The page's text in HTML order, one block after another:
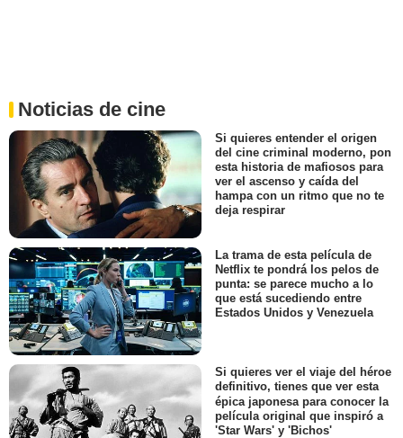
Noticias de cine
Si quieres entender el origen
del cine criminal moderno, pon
esta historia de mafiosos para
ver el ascenso y caída del
hampa con un ritmo que no te
deja respirar
La trama de esta película de
Netflix te pondrá los pelos de
punta: se parece mucho a lo
que está sucediendo entre
Estados Unidos y Venezuela
Si quieres ver el viaje del héroe
definitivo, tienes que ver esta
épica japonesa para conocer la
película original que inspiró a
'Star Wars' y 'Bichos'